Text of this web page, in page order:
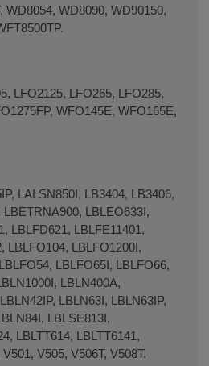
WD8054, WD8090, WD90150,
LFO2125, LFO265, LFO285,
WFO145E, WFO165E,
LALSN850I, LB3404, LB3406,
LBETRNA900, LBLEO633I,
LBLFD621, LBLFE11401,
LBLFO104, LBLFO1200I,
LBLFO65I, LBLFO66,
LBLN400A,
LBLN63I, LBLN63IP,
LBLSE813I,
LBLTT614, LBLTT6141,
V505, V506T, V508T.